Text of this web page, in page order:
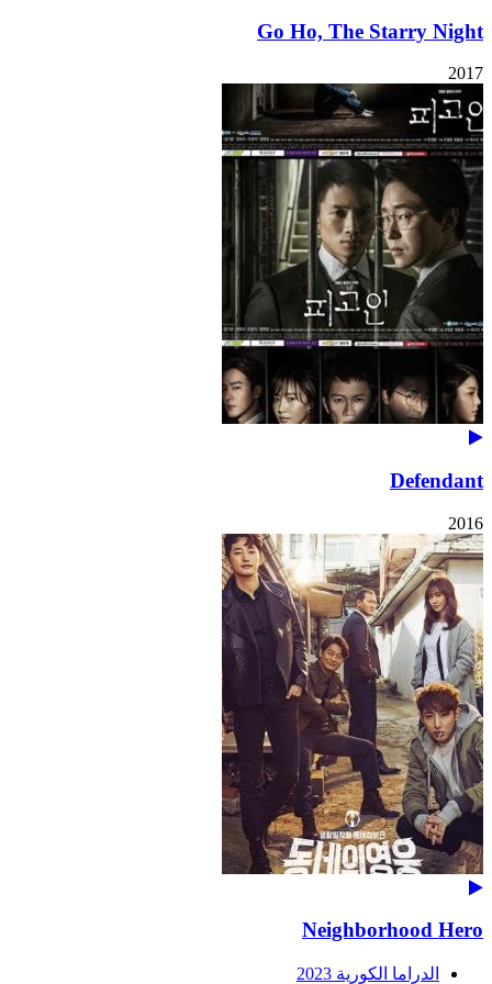
Go Ho, The Starry Night
2017
Defendant
2016
Neighborhood Hero
الدراما الكورية 2023